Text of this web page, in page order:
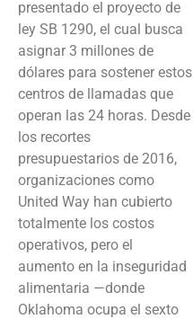
presentado el proyecto de
ley SB 1290, el cual busca
asignar 3 millones de
dólares para sostener estos
centros de llamadas que
operan las 24 horas. Desde
los recortes
presupuestarios de 2016,
organizaciones como
United Way han cubierto
totalmente los costos
operativos, pero el
aumento en la inseguridad
alimentaria —donde
Oklahoma ocupa el sexto